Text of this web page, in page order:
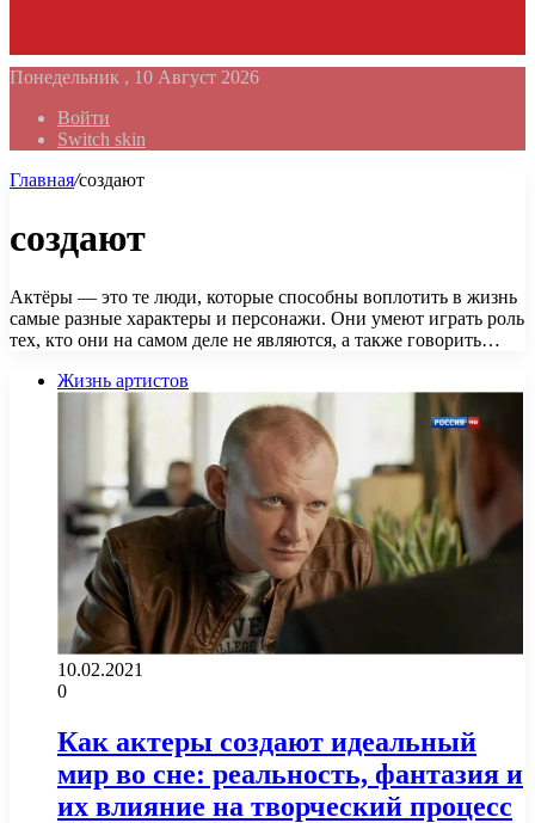
Понедельник , 10 Август 2026
Войти
Switch skin
Главная/создают
создают
Актёры — это те люди, которые способны воплотить в жизнь
самые разные характеры и персонажи. Они умеют играть роль
тех, кто они на самом деле не являются, а также говорить…
Жизнь артистов
10.02.2021
0
Как актеры создают идеальный
мир во сне: реальность, фантазия и
их влияние на творческий процесс